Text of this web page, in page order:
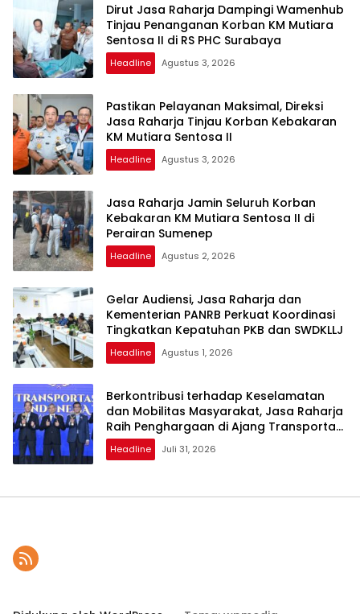
Dirut Jasa Raharja Dampingi Wamenhub
Tinjau Penanganan Korban KM Mutiara
Sentosa II di RS PHC Surabaya
Headline Agustus 3, 2026
Pastikan Pelayanan Maksimal, Direksi
Jasa Raharja Tinjau Korban Kebakaran
KM Mutiara Sentosa II
Headline Agustus 3, 2026
Jasa Raharja Jamin Seluruh Korban
Kebakaran KM Mutiara Sentosa II di
Perairan Sumenep
Headline Agustus 2, 2026
Gelar Audiensi, Jasa Raharja dan
Kementerian PANRB Perkuat Koordinasi
Tingkatkan Kepatuhan PKB dan SWDKLLJ
Headline Agustus 1, 2026
Berkontribusi terhadap Keselamatan
dan Mobilitas Masyarakat, Jasa Raharja
Raih Penghargaan di Ajang Transportasi
Indonesia Awards 2026
Headline Juli 31, 2026